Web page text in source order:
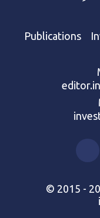
Publications
© 2015 -